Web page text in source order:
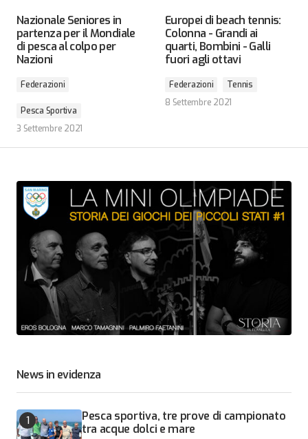
Nazionale Seniores in
partenza per il Mondiale
di pesca al colpo per
Nazioni
Federazioni
Pesca Sportiva
3 Settembre 2021
Europei di beach tennis:
Colonna - Grandi ai
quarti, Bombini - Galli
fuori agli ottavi
Federazioni
Tennis
8 Settembre 2021
News in evidenza
Pesca sportiva, tre prove di campionato
tra acque dolci e mare